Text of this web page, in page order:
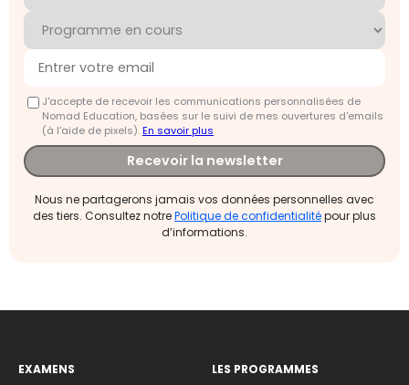
J'accepte de recevoir les communications personnalisées de
Nomad Education, basées sur le suivi de mes ouvertures d'emails
(à l’aide de pixels).En savoir plus
Recevoir la newsletter
Nous ne partagerons jamais vos données personnelles avec
des tiers. Consultez notrePolitique de confidentialitépour plus
d’informations.
EXAMENS
LES PROGRAMMES